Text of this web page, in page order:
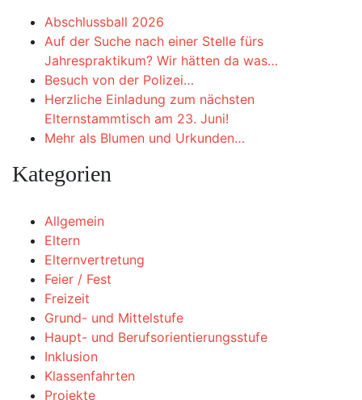
Abschlussball 2026
Auf der Suche nach einer Stelle fürs
Jahrespraktikum? Wir hätten da was…
Besuch von der Polizei…
Herzliche Einladung zum nächsten
Elternstammtisch am 23. Juni!
Mehr als Blumen und Urkunden…
Kategorien
Allgemein
Eltern
Elternvertretung
Feier / Fest
Freizeit
Grund- und Mittelstufe
Haupt- und Berufsorientierungsstufe
Inklusion
Klassenfahrten
Projekte